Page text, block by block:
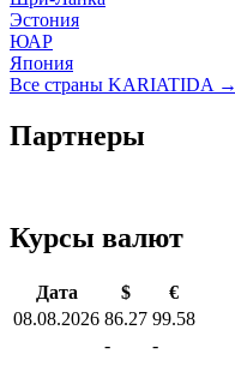
Эстония
ЮАР
Япония
Все страны KARIATIDA →
Партнеры
Курсы валют
Дата $
€
08.08.2026 86.27 99.58
-
-